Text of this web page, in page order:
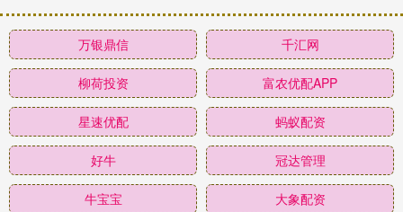
万银鼎信 千汇网
柳荷投资 富农优配APP
星速优配 蚂蚁配资
好牛 冠达管理
牛宝宝 大象配资